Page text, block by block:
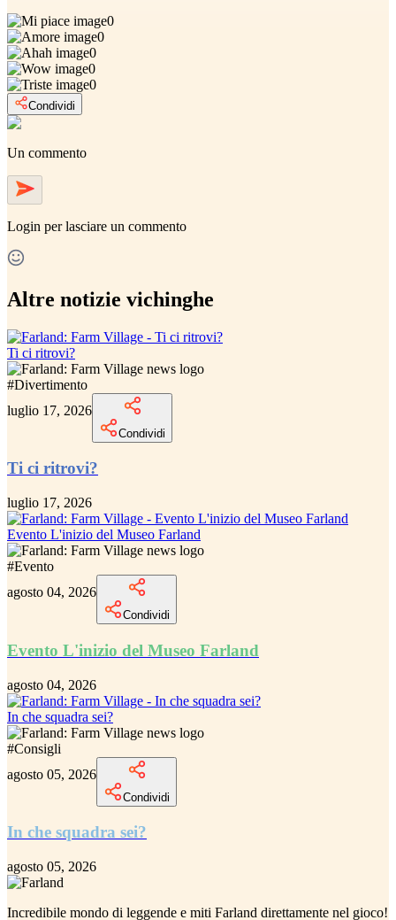
0
0
0
0
0
Condividi
Un commento
Login per lasciare un commento
Altre notizie vichinghe
Ti ci ritrovi?
#Divertimento
luglio 17, 2026
Condividi
Ti ci ritrovi?
luglio 17, 2026
Evento L'inizio del Museo Farland
#Evento
agosto 04, 2026
Condividi
Evento L'inizio del Museo Farland
agosto 04, 2026
In che squadra sei?
#Consigli
agosto 05, 2026
Condividi
In che squadra sei?
agosto 05, 2026
Incredibile mondo di leggende e miti Farland direttamente nel gioco!